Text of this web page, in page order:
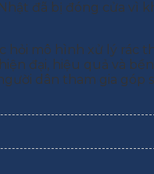
đã bị đóng cửa vì
hỏi mô hình xử lý
đại, hiệu quả và
dân tham gia góp